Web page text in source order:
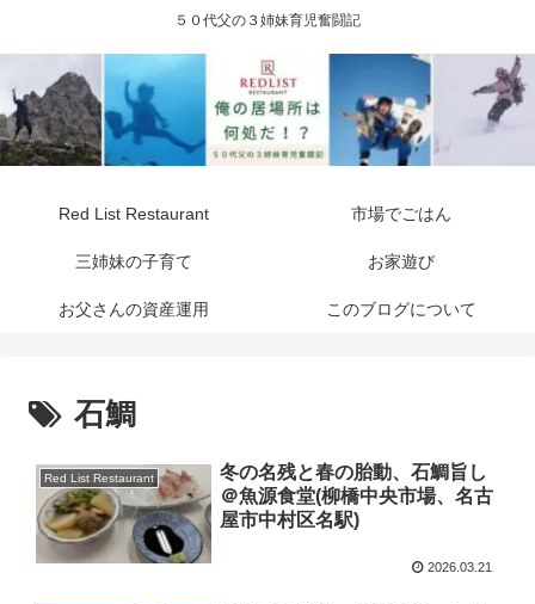
５０代父の３姉妹育児奮闘記
Red List Restaurant 市場でごはん
三姉妹の子育て お家遊び
お父さんの資産運用 このブログについて
石鯛
Red List Restaurant
冬の名残と春の胎動、石鯛旨し
＠魚源食堂(柳橋中央市場、名古
屋市中村区名駅)
2026.03.21